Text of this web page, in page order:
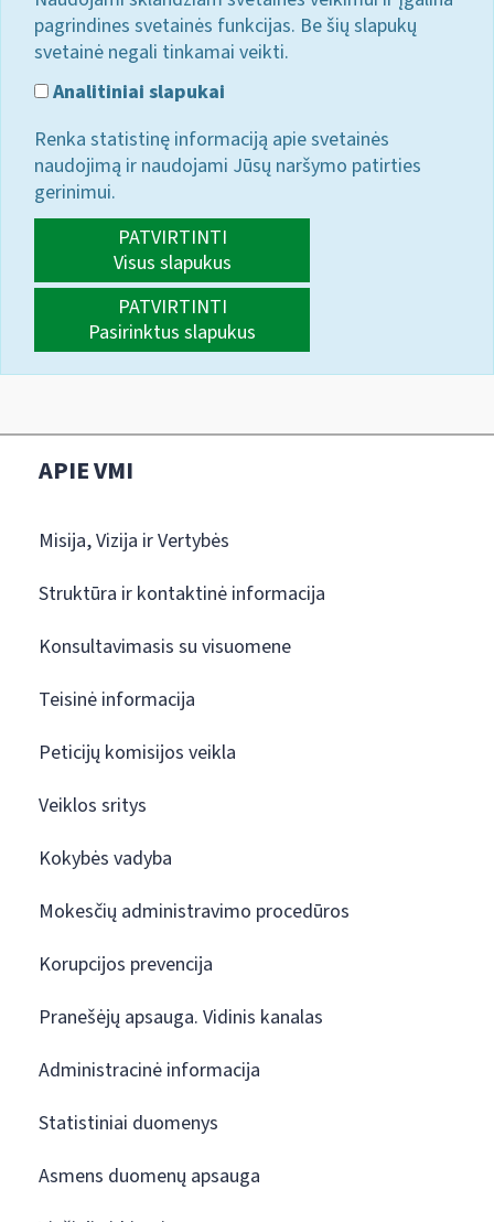
pagrindines svetainės funkcijas. Be šių slapukų
svetainė negali tinkamai veikti.
Analitiniai slapukai
Renka statistinę informaciją apie svetainės
naudojimą ir naudojami Jūsų naršymo patirties
gerinimui.
PATVIRTINTI
Visus slapukus
PATVIRTINTI
Pasirinktus slapukus
APIE VMI
Misija, Vizija ir Vertybės
Struktūra ir kontaktinė informacija
Konsultavimasis su visuomene
Teisinė informacija
Peticijų komisijos veikla
Veiklos sritys
Kokybės vadyba
Mokesčių administravimo procedūros
Korupcijos prevencija
Pranešėjų apsauga. Vidinis kanalas
Administracinė informacija
Statistiniai duomenys
Asmens duomenų apsauga